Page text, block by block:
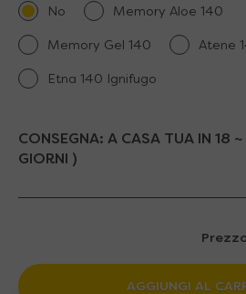
No Memory Aloe 140
Memory Gel 140 Atene
Etna 140 Ignifugo
CONSEGNA: A CASA TUA IN 18
GIORNI )
AGGIUNGI AL